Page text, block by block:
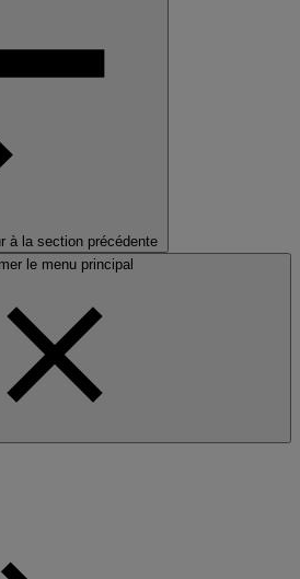
à la section précédente
le menu principal